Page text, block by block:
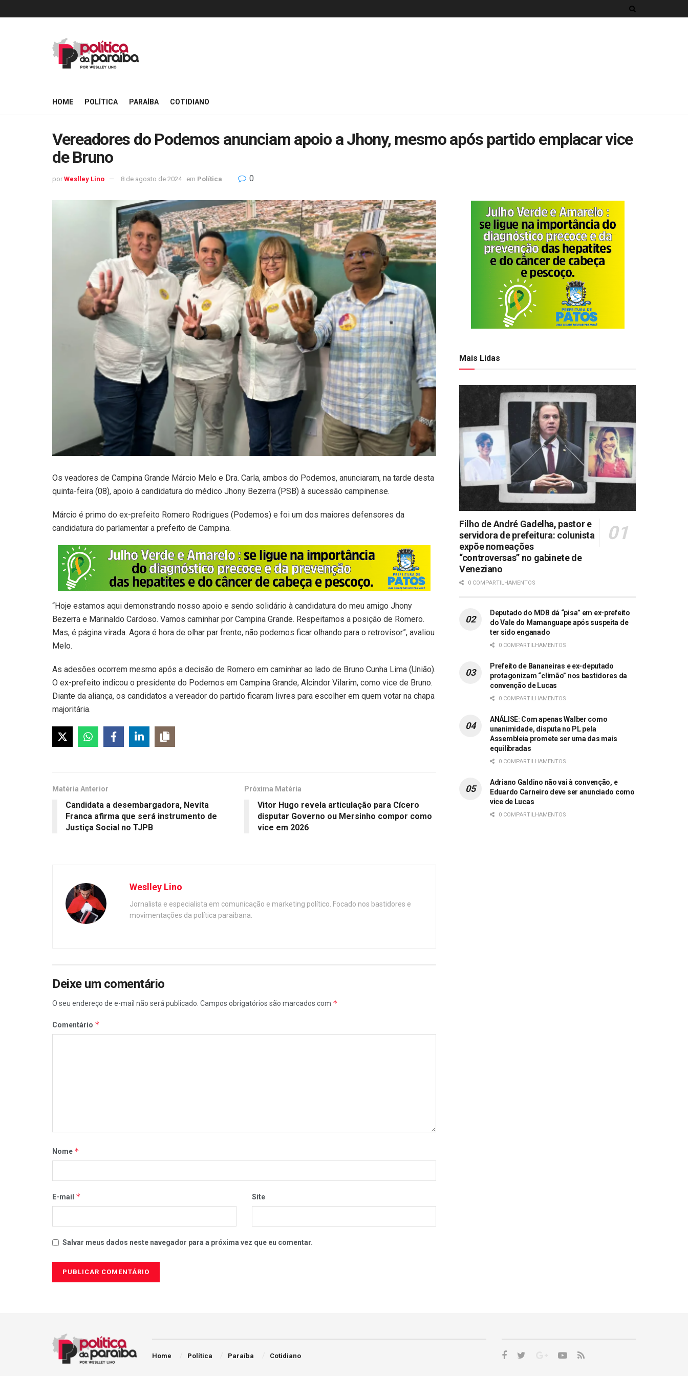
HOME POLÍTICA PARAÍBA COTIDIANO
Vereadores do Podemos anunciam apoio a Jhony, mesmo após partido emplacar vice
de Bruno
por Weslley Lino 8 de agosto de 2024 em Política 0
Os veadores de Campina Grande Márcio Melo e Dra. Carla, ambos do Podemos, anunciaram, na tarde desta
quinta-feira (08), apoio à candidatura do médico Jhony Bezerra (PSB) à sucessão campinense.
Márcio é primo do ex-prefeito Romero Rodrigues (Podemos) e foi um dos maiores defensores da
candidatura do parlamentar a prefeito de Campina.
“Hoje estamos aqui demonstrando nosso apoio e sendo solidário à candidatura do meu amigo Jhony
Bezerra e Marinaldo Cardoso. Vamos caminhar por Campina Grande. Respeitamos a posição de Romero.
Mas, é página virada. Agora é hora de olhar par frente, não podemos ficar olhando para o retrovisor”, avaliou
Melo.
As adesões ocorrem mesmo após a decisão de Romero em caminhar ao lado de Bruno Cunha Lima (União).
O ex-prefeito indicou o presidente do Podemos em Campina Grande, Alcindor Vilarim, como vice de Bruno.
Diante da aliança, os candidatos a vereador do partido ficaram livres para escolher em quem votar na chapa
majoritária.
Matéria Anterior
Candidata a desembargadora, Nevita
Franca afirma que será instrumento de
Justiça Social no TJPB
Próxima Matéria
Vitor Hugo revela articulação para Cícero
disputar Governo ou Mersinho compor como
vice em 2026
Weslley Lino
Jornalista e especialista em comunicação e marketing político. Focado nos bastidores e
movimentações da política paraibana.
Deixe um comentário
O seu endereço de e-mail não será publicado. Campos obrigatórios são marcados com *
Comentário *
Nome *
E-mail * Site
Salvar meus dados neste navegador para a próxima vez que eu comentar.
Mais Lidas
Filho de André Gadelha, pastor e
servidora de prefeitura: colunista
expõe nomeações
“controversas” no gabinete de
Veneziano
0 COMPARTILHAMENTOS
Deputado do MDB dá “pisa” em ex-prefeito
do Vale do Mamanguape após suspeita de
ter sido enganado
0 COMPARTILHAMENTOS
Prefeito de Bananeiras e ex-deputado
protagonizam “climão” nos bastidores da
convenção de Lucas
0 COMPARTILHAMENTOS
ANÁLISE: Com apenas Walber como
unanimidade, disputa no PL pela
Assembleia promete ser uma das mais
equilibradas
0 COMPARTILHAMENTOS
Adriano Galdino não vai à convenção, e
Eduardo Carneiro deve ser anunciado como
vice de Lucas
0 COMPARTILHAMENTOS
Home Política Paraíba Cotidiano